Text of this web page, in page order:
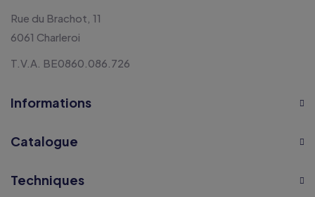
Rue du Brachot, 11
6061 Charleroi
T.V.A. BE0860.086.726
Informations
Catalogue
Techniques